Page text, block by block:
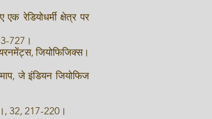
रेडियोधर्मी क्षेत्र पर
727।
जियोफिजिक्स।
जे इंडियन जियोफिज
32, 217-220।